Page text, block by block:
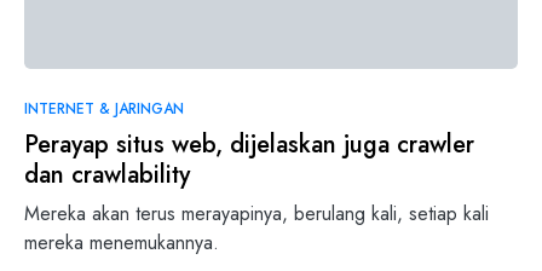
INTERNET & JARINGAN
Perayap situs web, dijelaskan juga crawler
dan crawlability
Mereka akan terus merayapinya, berulang kali, setiap kali
mereka menemukannya.